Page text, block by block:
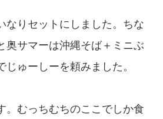
なりセットにしました。ちな
奥サマーは沖縄そば＋ミニぶ
じゅーしーを頼みました。
。むっちむちのここでしか食